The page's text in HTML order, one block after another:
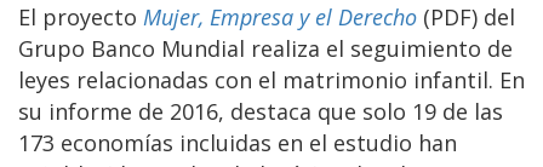
El proyecto Mujer, Empresa y el Derecho (PDF) del
Grupo Banco Mundial realiza el seguimiento de
leyes relacionadas con el matrimonio infantil. En
su informe de 2016, destaca que solo 19 de las
173 economías incluidas en el estudio han